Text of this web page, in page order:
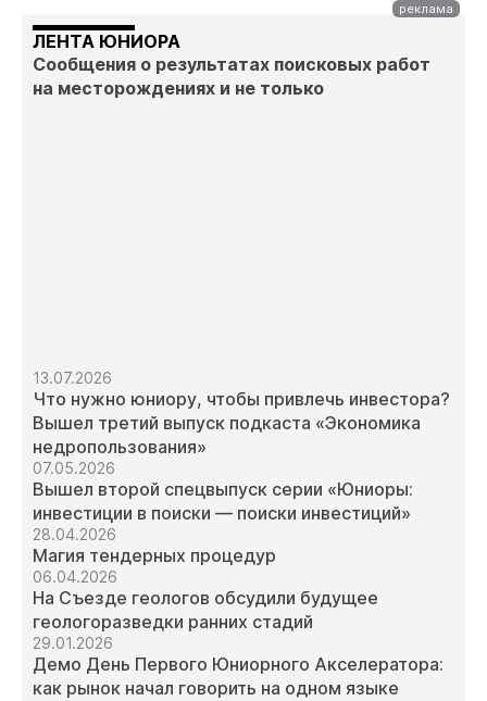
ЛЕНТА ЮНИОРА
Сообщения о результатах поисковых работ
на месторождениях и не только
13.07.2026
Что нужно юниору, чтобы привлечь инвестора?
Вышел третий выпуск подкаста «Экономика
недропользования»
07.05.2026
Вышел второй спецвыпуск серии «Юниоры:
инвестиции в поиски — поиски инвестиций»
28.04.2026
Магия тендерных процедур
06.04.2026
На Съезде геологов обсудили будущее
геологоразведки ранних стадий
29.01.2026
Демо День Первого Юниорного Акселератора:
как рынок начал говорить на одном языке